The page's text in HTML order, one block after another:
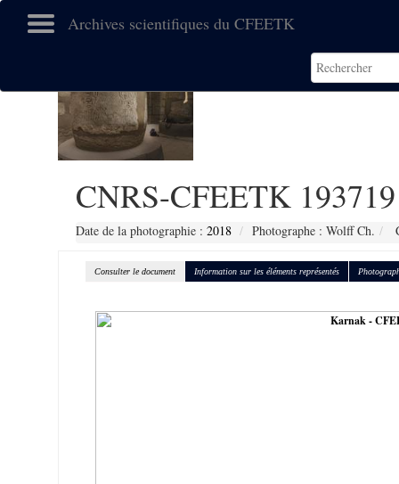
Archives scientifiques du CFEETK
CNRS-CFEETK 193719
Date de la photographie : 2018 Photographe : Wolff Ch.
Consulter le document Information sur les éléments représentés